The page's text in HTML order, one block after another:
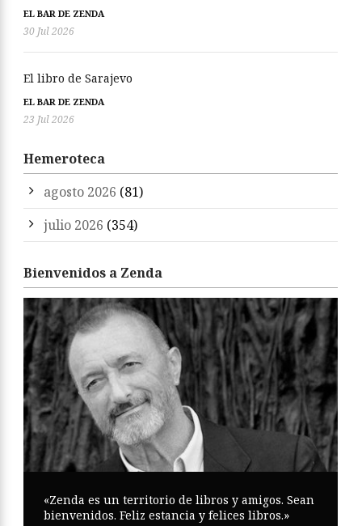
EL BAR DE ZENDA
30 Jul 2026
El libro de Sarajevo
EL BAR DE ZENDA
23 Jul 2026
Hemeroteca
agosto 2026 (81)
julio 2026 (354)
Bienvenidos a Zenda
«Zenda es un territorio de libros y amigos. Sean
bienvenidos. Feliz estancia y felices libros.»